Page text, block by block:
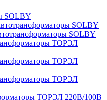
SOLBY
SOLBY
SOLBY
ТОРЭЛ
ТОРЭЛ
ТОРЭЛ
ТОРЭЛ 220В/100В